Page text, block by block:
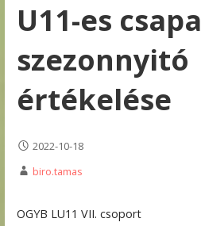
U11-es
szezonnyitó
értékelése
2022-10-18
biro.tamas
OGYB LU11 VII. csoport